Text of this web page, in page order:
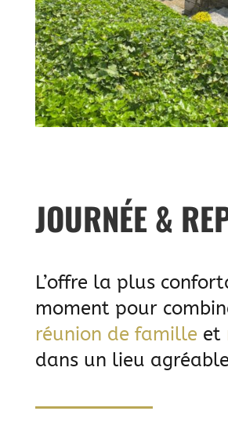
JOURNÉE &
L’offre la plus
moment pour
réunion de famille et
dans un lieu agréable